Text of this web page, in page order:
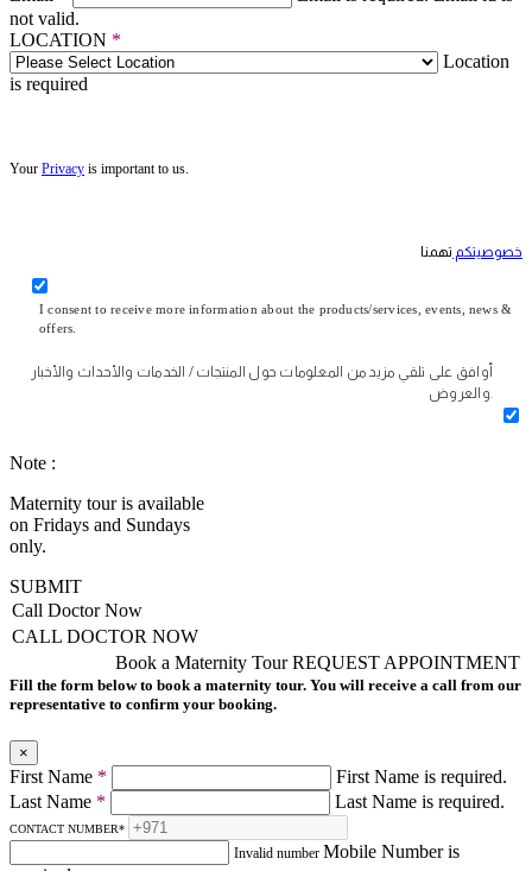
not valid.
LOCATION *
Location
is required
Your Privacy is important to us.
خصوصيتكم تهمنا
I consent to receive more information about the products/services, events, news &
offers.
أوافق على تلقي مزيد من المعلومات حول المنتجات / الخدمات والأحداث والأخبار
والعروض.
Note :
Maternity tour is available
on Fridays and Sundays
only.
SUBMIT
Call Doctor Now
CALL DOCTOR NOW
REQUEST APPOINTMENT
Book a Maternity Tour
Fill the form below to book a maternity tour. You will receive a call from our
representative to confirm your booking.
×
First Name *
First Name is required.
Last Name * Last Name is required.
CONTACT NUMBER*
Invalid number Mobile Number is